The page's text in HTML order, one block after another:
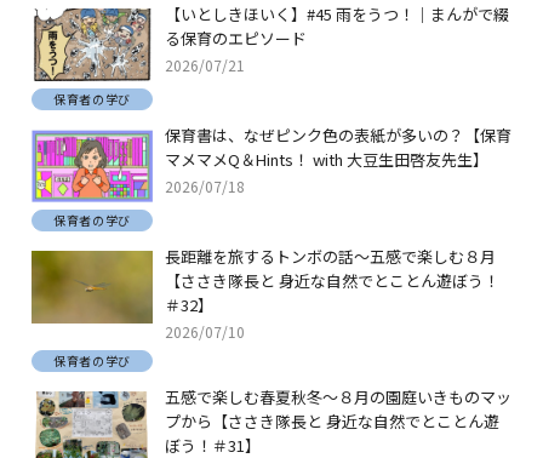
【いとしきほいく】#45 雨をうつ！｜まんがで綴
る保育のエピソード
2026/07/21
保育者の学び
保育書は、なぜピンク色の表紙が多いの？【保育
マメマメQ＆Hints！ with 大豆生田啓友先生】
2026/07/18
保育者の学び
長距離を旅するトンボの話～五感で楽しむ８月
【ささき隊長と 身近な自然でとことん遊ぼう！
＃32】
2026/07/10
保育者の学び
五感で楽しむ春夏秋冬～８月の園庭いきものマッ
プから【ささき隊長と 身近な自然でとことん遊
ぼう！＃31】